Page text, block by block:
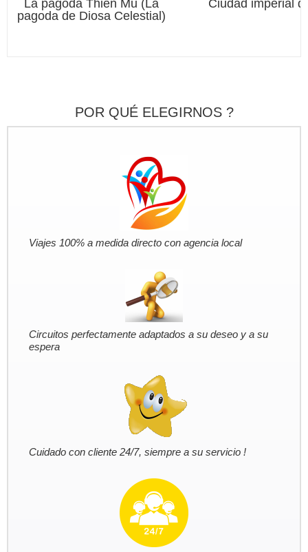
La pagoda Thiên Mu (La
pagoda de Diosa Celestial)
Ciudad imperial
POR QUÉ ELEGIRNOS ?
Viajes 100% a medida directo con agencia local
Circuitos perfectamente adaptados a su deseo y a su
espera
Cuidado con cliente 24/7, siempre a su servicio !